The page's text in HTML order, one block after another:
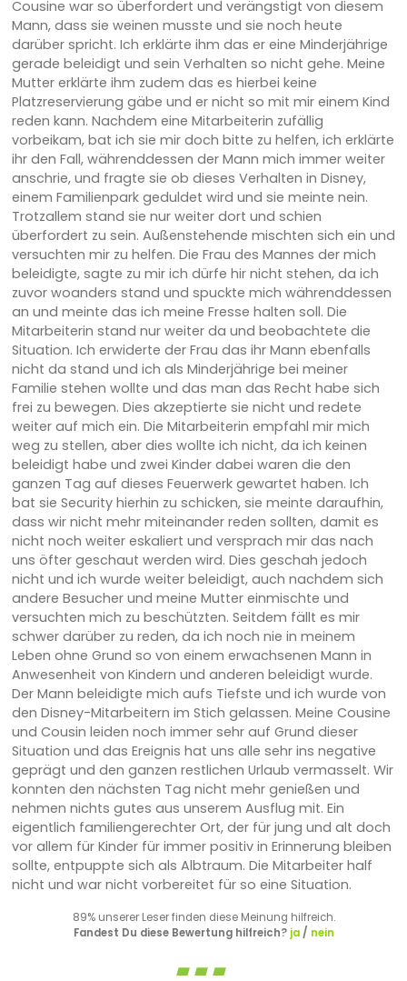
Cousine war so überfordert und verängstigt von diesem
Mann, dass sie weinen musste und sie noch heute
darüber spricht. Ich erklärte ihm das er eine Minderjährige
gerade beleidigt und sein Verhalten so nicht gehe. Meine
Mutter erklärte ihm zudem das es hierbei keine
Platzreservierung gäbe und er nicht so mit mir einem Kind
reden kann. Nachdem eine Mitarbeiterin zufällig
vorbeikam, bat ich sie mir doch bitte zu helfen, ich erklärte
ihr den Fall, währenddessen der Mann mich immer weiter
anschrie, und fragte sie ob dieses Verhalten in Disney,
einem Familienpark geduldet wird und sie meinte nein.
Trotzallem stand sie nur weiter dort und schien
überfordert zu sein. Außenstehende mischten sich ein und
versuchten mir zu helfen. Die Frau des Mannes der mich
beleidigte, sagte zu mir ich dürfe hir nicht stehen, da ich
zuvor woanders stand und spuckte mich währenddessen
an und meinte das ich meine Fresse halten soll. Die
Mitarbeiterin stand nur weiter da und beobachtete die
Situation. Ich erwiderte der Frau das ihr Mann ebenfalls
nicht da stand und ich als Minderjährige bei meiner
Familie stehen wollte und das man das Recht habe sich
frei zu bewegen. Dies akzeptierte sie nicht und redete
weiter auf mich ein. Die Mitarbeiterin empfahl mir mich
weg zu stellen, aber dies wollte ich nicht, da ich keinen
beleidigt habe und zwei Kinder dabei waren die den
ganzen Tag auf dieses Feuerwerk gewartet haben. Ich
bat sie Security hierhin zu schicken, sie meinte daraufhin,
dass wir nicht mehr miteinander reden sollten, damit es
nicht noch weiter eskaliert und versprach mir das nach
uns öfter geschaut werden wird. Dies geschah jedoch
nicht und ich wurde weiter beleidigt, auch nachdem sich
andere Besucher und meine Mutter einmischte und
versuchten mich zu beschützten. Seitdem fällt es mir
schwer darüber zu reden, da ich noch nie in meinem
Leben ohne Grund so von einem erwachsenen Mann in
Anwesenheit von Kindern und anderen beleidigt wurde.
Der Mann beleidigte mich aufs Tiefste und ich wurde von
den Disney-Mitarbeitern im Stich gelassen. Meine Cousine
und Cousin leiden noch immer sehr auf Grund dieser
Situation und das Ereignis hat uns alle sehr ins negative
geprägt und den ganzen restlichen Urlaub vermasselt. Wir
konnten den nächsten Tag nicht mehr genießen und
nehmen nichts gutes aus unserem Ausflug mit. Ein
eigentlich familiengerechter Ort, der für jung und alt doch
vor allem für Kinder für immer positiv in Erinnerung bleiben
sollte, entpuppte sich als Albtraum. Die Mitarbeiter half
nicht und war nicht vorbereitet für so eine Situation.
89% unserer Leser finden diese Meinung hilfreich.
Fandest Du diese Bewertung hilfreich? ja/ nein